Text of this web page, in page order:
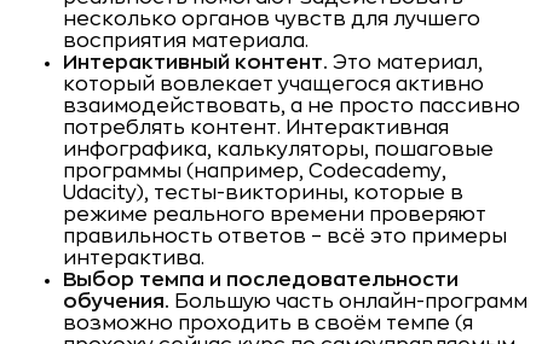
несколько органов чувств для лучшего
восприятия материала.
Интерактивный контент. Это материал,
который вовлекает учащегося активно
взаимодействовать, а не просто пассивно
потреблять контент. Интерактивная
инфографика, калькуляторы, пошаговые
программы (например, Codecademy,
Udacity), тесты-викторины, которые в
режиме реального времени проверяют
правильность ответов – всё это примеры
интерактива.
Выбор темпа и последовательности
обучения. Большую часть онлайн-программ
возможно проходить в своём темпе (я